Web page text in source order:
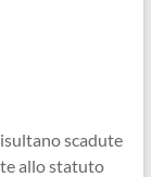
scadute
allo statuto